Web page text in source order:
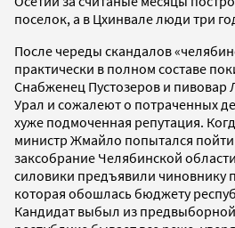
поселок, а в Цхинвале люди три
После череды скандалов
практически в полном составе
Снабженец Пустозеров и пивовар
Урал и сожалеют о потраченных
хуже подмоченная репутация.
министр Жмайло попытался
заксобрание Челябинской
силовики предъявили чиновнику
которая обошлась бюджету
Кандидат выбыл из